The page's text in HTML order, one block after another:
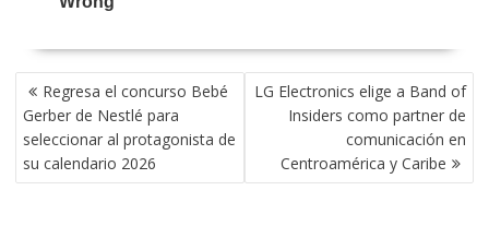
NAVEGACIÓN
DE
ENTRADAS
Regresa el concurso Bebé
Gerber de Nestlé para
seleccionar al protagonista de
su calendario 2026
LG Electronics elige a Band of
Insiders como partner de
comunicación en
Centroamérica y Caribe